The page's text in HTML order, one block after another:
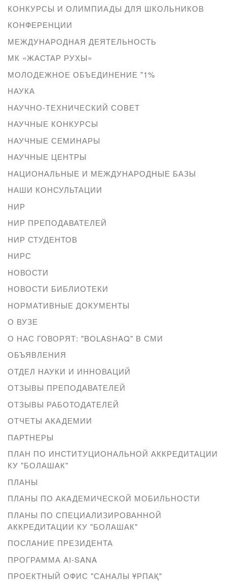
КОНКУРСЫ И ОЛИМПИАДЫ ДЛЯ ШКОЛЬНИКОВ
КОНФЕРЕНЦИИ
МЕЖДУНАРОДНАЯ ДЕЯТЕЛЬНОСТЬ
МК «ЖАСТАР РУХЫ»
МОЛОДЕЖНОЕ ОБЪЕДИНЕНИЕ "1%
НАУКА
НАУЧНО-ТЕХНИЧЕСКИЙ СОВЕТ
НАУЧНЫЕ КОНКУРСЫ
НАУЧНЫЕ СЕМИНАРЫ
НАУЧНЫЕ ЦЕНТРЫ
НАЦИОНАЛЬНЫЕ И МЕЖДУНАРОДНЫЕ БАЗЫ
НАШИ КОНСУЛЬТАЦИИ
НИР
НИР ПРЕПОДАВАТЕЛЕЙ
НИР СТУДЕНТОВ
НИРС
НОВОСТИ
НОВОСТИ БИБЛИОТЕКИ
НОРМАТИВНЫЕ ДОКУМЕНТЫ
О ВУЗЕ
О НАС ГОВОРЯТ: "BOLASHAQ" В СМИ
ОБЪЯВЛЕНИЯ
ОТДЕЛ НАУКИ И ИННОВАЦИЙ
ОТЗЫВЫ ПРЕПОДАВАТЕЛЕЙ
ОТЗЫВЫ РАБОТОДАТЕЛЕЙ
ОТЧЕТЫ АКАДЕМИИ
ПАРТНЕРЫ
ПЛАН ПО ИНСТИТУЦИОНАЛЬНОЙ АККРЕДИТАЦИИ
КУ "БОЛАШАК"
ПЛАНЫ
ПЛАНЫ ПО АКАДЕМИЧЕСКОЙ МОБИЛЬНОСТИ
ПЛАНЫ ПО СПЕЦИАЛИЗИРОВАННОЙ
АККРЕДИТАЦИИ КУ "БОЛАШАК"
ПОСЛАНИЕ ПРЕЗИДЕНТА
ПРОГРАММА AI-SANA
ПРОЕКТНЫЙ ОФИС "САНАЛЫ ҰРПАҚ"